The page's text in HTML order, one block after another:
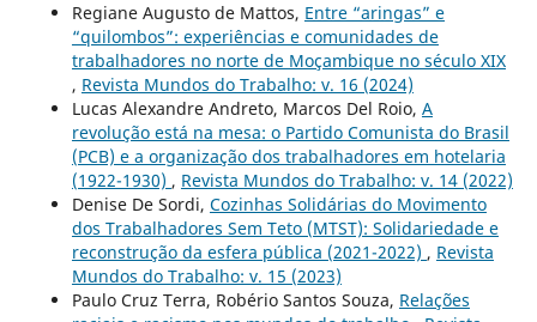
Regiane Augusto de Mattos, Entre “aringas” e
“quilombos”: experiências e comunidades de
trabalhadores no norte de Moçambique no século XIX
, Revista Mundos do Trabalho: v. 16 (2024)
Lucas Alexandre Andreto, Marcos Del Roio, A
revolução está na mesa: o Partido Comunista do Brasil
(PCB) e a organização dos trabalhadores em hotelaria
(1922-1930) , Revista Mundos do Trabalho: v. 14 (2022)
Denise De Sordi, Cozinhas Solidárias do Movimento
dos Trabalhadores Sem Teto (MTST): Solidariedade e
reconstrução da esfera pública (2021-2022) , Revista
Mundos do Trabalho: v. 15 (2023)
Paulo Cruz Terra, Robério Santos Souza, Relações